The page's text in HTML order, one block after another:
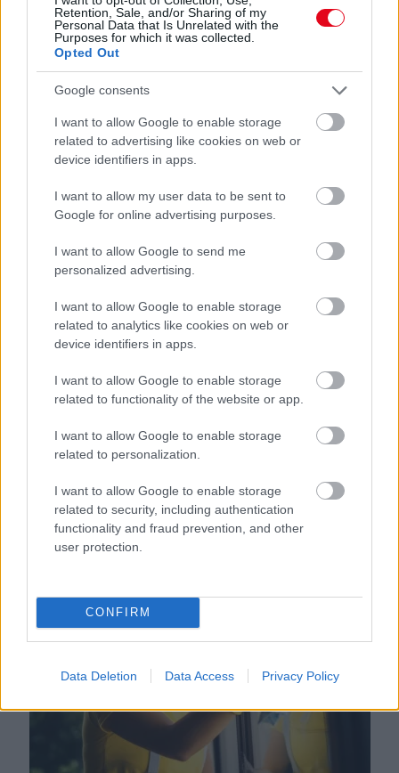
Retention, Sale, and/or Sharing of my
Personal Data that Is Unrelated with the
Purposes for which it was collected.
Opted Out
Google consents
I want to allow Google to enable storage
related to advertising like cookies on web or
device identifiers in apps.
I want to allow my user data to be sent to
Google for online advertising purposes.
I want to allow Google to send me
personalized advertising.
I want to allow Google to enable storage
related to analytics like cookies on web or
device identifiers in apps.
I want to allow Google to enable storage
related to functionality of the website or app.
I want to allow Google to enable storage
related to personalization.
I want to allow Google to enable storage
related to security, including authentication
functionality and fraud prevention, and other
user protection.
CONFIRM
Data Deletion Data Access Privacy Policy
első jelek szinte észrevehetetlenek
Ha ezt érzed evés után, a szervezeted fontos dologra
Orvos figyelmeztet: ezt az apró reggeli tünetet ne söpörd a